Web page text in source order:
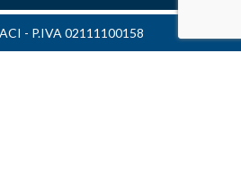
- P.IVA 02111100158